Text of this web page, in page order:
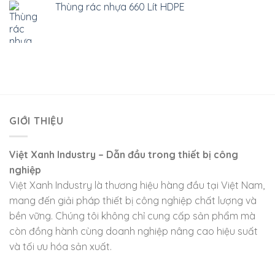
Thùng rác nhựa 660 Lít HDPE
GIỚI THIỆU
Việt Xanh Industry – Dẫn đầu trong thiết bị công
nghiệp
Việt Xanh Industry là thương hiệu hàng đầu tại Việt Nam,
mang đến giải pháp thiết bị công nghiệp chất lượng và
bền vững. Chúng tôi không chỉ cung cấp sản phẩm mà
còn đồng hành cùng doanh nghiệp nâng cao hiệu suất
và tối ưu hóa sản xuất.